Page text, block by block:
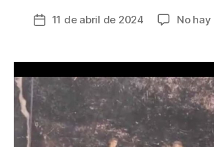
Fecha
entrada
11 de abril de 2024 No